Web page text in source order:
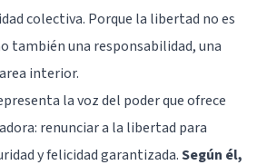
colectiva. Porque la libertad no es
también una responsabilidad, una
interior.
la voz del poder que ofrece
renunciar a la libertad para
y felicidad garantizada.Según él,